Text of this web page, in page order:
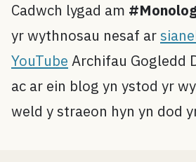
Cadwch lygad am
yr wythnosau nesaf ar
YouTube Archifau Gogledd
ac ar ein blog yn ystod yr
weld y straeon hyn yn dod